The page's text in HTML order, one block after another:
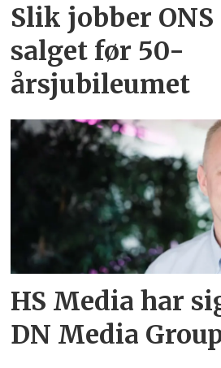
Slik jobber ONS
salget før 50-
årsjubileumet
HS Media har
DN Media